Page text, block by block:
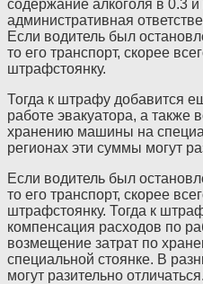
содержание алкоголя в 0.3
административная
Если водитель был
то его транспорт, скорее
штрафстоянку.
Тогда к штрафу добавится
работе эвакуатора, а также
хранению машины на
регионах эти суммы могут
Если водитель был
то его транспорт, скорее
штрафстоянку. Тогда к
компенсация расходов по
возмещение затрат по
специальной стоянке. В
могут разительно отличаться.